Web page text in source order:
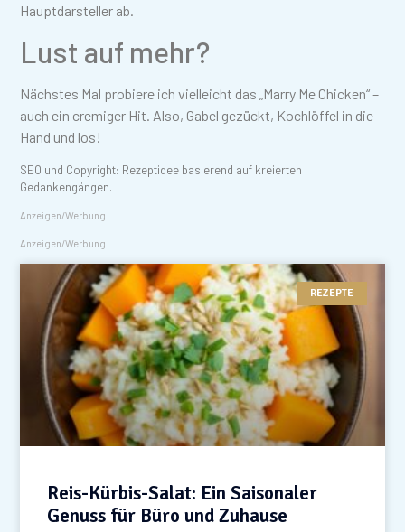
Hauptdarsteller ab.
Lust auf mehr?
Nächstes Mal probiere ich vielleicht das „Marry Me Chicken“ –
auch ein cremiger Hit. Also, Gabel gezückt, Kochlöffel in die
Hand und los!
SEO und Copyright: Rezeptidee basierend auf kreierten
Gedankengängen.
Anzeigen/Werbung
Anzeigen/Werbung
REZEPTE
Reis-Kürbis-Salat: Ein Saisonaler
Genuss für Büro und Zuhause